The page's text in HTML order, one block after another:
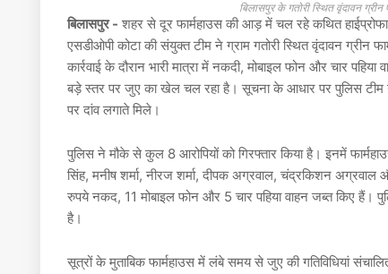
बिलासपुर के गतोरी स्थित वृंदावन
बिलासपुर - शहर से दूर फार्महाउस की आड़ में चल रहे कथित
एसडीओपी कोटा की संयुक्त टीम ने ग्राम गतोरी स्थित वृंदावन ग्रीन
कार्रवाई के दौरान भारी मात्रा में नकदी, मोबाइल फोन और चार
बड़े स्तर पर जुए का खेल चल रहा है। सूचना के आधार पर पुलिस टीम ने
पर दांव लगाते मिले।
पुलिस ने मौके से कुल 8 आरोपियों को गिरफ्तार किया है। इनमें
सिंह, मनीष शर्मा, नीरज शर्मा, दीपक अग्रवाल, चंद्रकिशन
रुपये नकद, 11 मोबाइल फोन और 5 चार पहिया वाहन जब्त किए हैं।
है।
सूत्रों के मुताबिक फार्महाउस में लंबे समय से जुए की गतिविधियां